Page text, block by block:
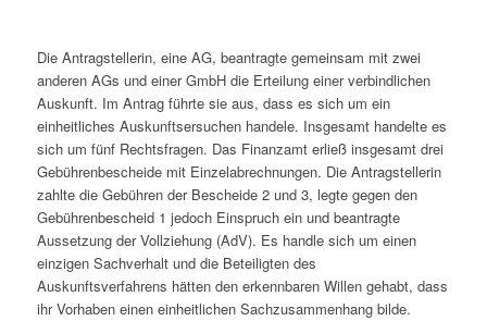
Die Antragstellerin, eine AG, beantragte gemeinsam mit zwei
anderen AGs und einer GmbH die Erteilung einer verbindlichen
Auskunft. Im Antrag führte sie aus, dass es sich um ein
einheitliches Auskunftsersuchen handele. Insgesamt handelte es
sich um fünf Rechtsfragen. Das Finanzamt erließ insgesamt drei
Gebührenbescheide mit Einzelabrechnungen. Die Antragstellerin
zahlte die Gebühren der Bescheide 2 und 3, legte gegen den
Gebührenbescheid 1 jedoch Einspruch ein und beantragte
Aussetzung der Vollziehung (AdV). Es handle sich um einen
einzigen Sachverhalt und die Beteiligten des
Auskunftsverfahrens hätten den erkennbaren Willen gehabt, dass
ihr Vorhaben einen einheitlichen Sachzusammenhang bilde.